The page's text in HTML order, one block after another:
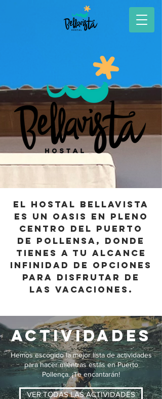
El hostal Bellavista
es un oasis en pleno
centro del Puerto
de Pollensa, donde
tienes a tu alcance
infinidad de opciones
para disfrutar de
las vacaciones.
ACTIVIDADES
Hemos escogido la mejor lista de actividades
para hacer mientras estás en Puerto
Pollença. ¡Te encantarán!
VER TODAS LAS ACTIVIDADES